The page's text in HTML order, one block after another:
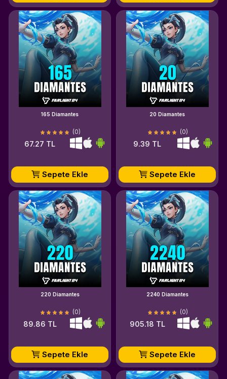
165 Diamantes
(0)
67.27 TL
Sepete Ekle
20 Diamantes
(0)
9.39 TL
Sepete Ekle
220 Diamantes
(0)
89.86 TL
Sepete Ekle
2240 Diamantes
(0)
905.18 TL
Sepete Ekle